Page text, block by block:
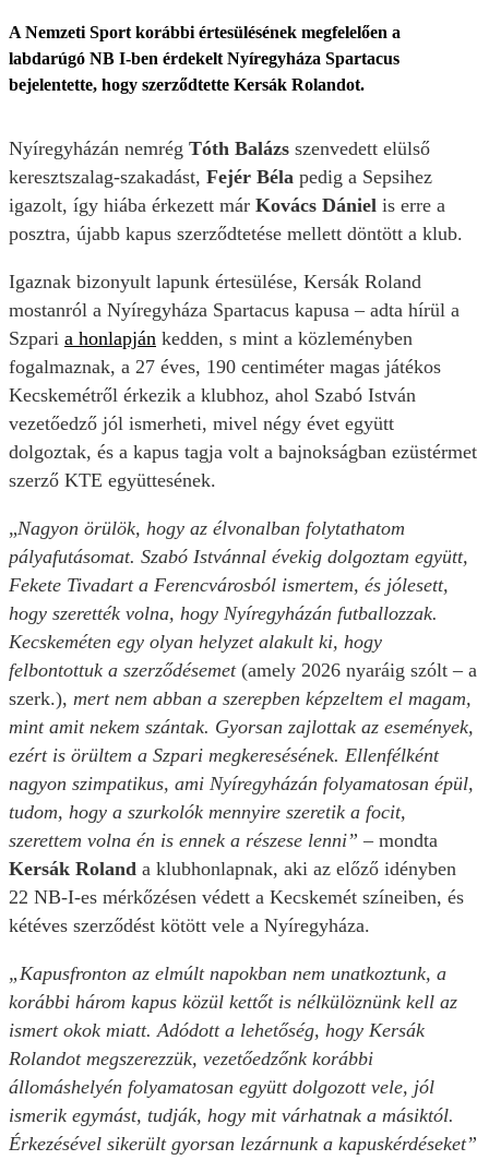
A Nemzeti Sport korábbi értesülésének megfelelően a
labdarúgó NB I-ben érdekelt Nyíregyháza Spartacus
bejelentette, hogy szerződtette Kersák Rolandot.
Nyíregyházán nemrég Tóth Balázs szenvedett elülső
keresztszalag-szakadást, Fejér Béla pedig a Sepsihez
igazolt, így hiába érkezett már Kovács Dániel is erre a
posztra, újabb kapus szerződtetése mellett döntött a klub.
Igaznak bizonyult lapunk értesülése, Kersák Roland
mostanról a Nyíregyháza Spartacus kapusa – adta hírül a
Szpari a honlapján kedden, s mint a közleményben
fogalmaznak, a 27 éves, 190 centiméter magas játékos
Kecskemétről érkezik a klubhoz, ahol Szabó István
vezetőedző jól ismerheti, mivel négy évet együtt
dolgoztak, és a kapus tagja volt a bajnokságban ezüstérmet
szerző KTE együttesének.
„Nagyon örülök, hogy az élvonalban folytathatom
pályafutásomat. Szabó Istvánnal évekig dolgoztam együtt,
Fekete Tivadart a Ferencvárosból ismertem, és jólesett,
hogy szerették volna, hogy Nyíregyházán futballozzak.
Kecskeméten egy olyan helyzet alakult ki, hogy
felbontottuk a szerződésemet (amely 2026 nyaráig szólt – a
szerk.), mert nem abban a szerepben képzeltem el magam,
mint amit nekem szántak. Gyorsan zajlottak az események,
ezért is örültem a Szpari megkeresésének. Ellenfélként
nagyon szimpatikus, ami Nyíregyházán folyamatosan épül,
tudom, hogy a szurkolók mennyire szeretik a focit,
szerettem volna én is ennek a részese lenni” – mondta
Kersák Roland a klubhonlapnak, aki az előző idényben
22 NB-I-es mérkőzésen védett a Kecskemét színeiben, és
kétéves szerződést kötött vele a Nyíregyháza.
„Kapusfronton az elmúlt napokban nem unatkoztunk, a
korábbi három kapus közül kettőt is nélkülöznünk kell az
ismert okok miatt. Adódott a lehetőség, hogy Kersák
Rolandot megszerezzük, vezetőedzőnk korábbi
állomáshelyén folyamatosan együtt dolgozott vele, jól
ismerik egymást, tudják, hogy mit várhatnak a másiktól.
Érkezésével sikerült gyorsan lezárnunk a kapuskérdéseket”